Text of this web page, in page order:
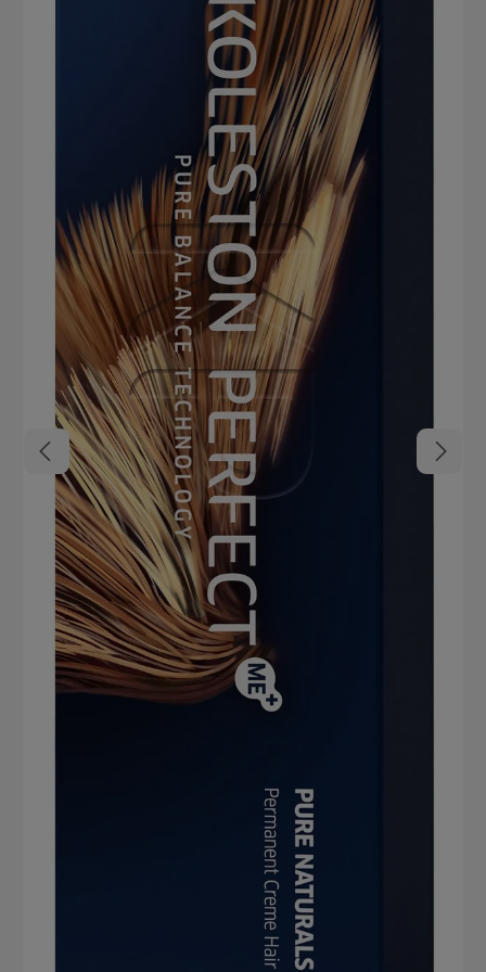
15-25 Minuten, ohne Wärme: 30-40 Minuten Entwickler-Stärken:
4% für Ton-in-Ton oder dunkler ohne Grauabdeckung, 6% für bis zu
1 Tonstufe Aufhellung, 9% für bis zu 2 Tonstufen Aufhellung, 12%
für bis zu 3 Tonstufen Aufhellung Grauabdeckung: Bei hohem
Weißanteil (über 50%) Pure Naturals Nuance hinzufügen Längen-
und Spitzenausgleich: Nach der Einwirkzeit das Haar anfeuchten
und 5-10 Minuten ohne Wärme einwirken lassen Nachbehandlung:
Color Service Farbnachbehandlung zur Farbstabilisierung
Verlässliches und schonendes Farbergebnis Langanhaltende Farbe
Weniger Haarschäden Natürliches Farbergebnis Hohe Deckkraft
(bis 100%) Reduziertes Allergierisiko (wenn ME+ enthalten ist)
Pflegt das Haar und verleihen unglaublichen Glanz Farbmasse
lässt sich ganz einfach anmischen und leicht auswaschen Top
Rezeptur für eine genaue Anwendung Angenehmer Geruch
Koleston Perfect Farbkarte Finde deine Lieblingsfarbe mit der
Koleston Perfect Farbkarte zum Download als PDF Datei bei den
Produktdetails oben. In dieser finden sich neben der
Nuancenübersicht auch Mischungsempfehlungen.